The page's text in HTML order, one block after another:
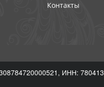
Контакты
ИНН: